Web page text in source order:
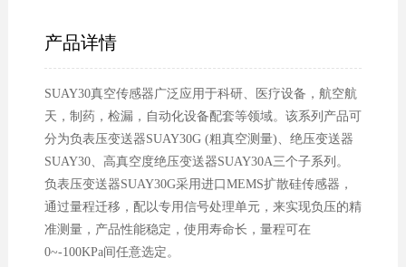
产品详情
SUAY30真空传感器广泛应用于科研、医疗设备，航空航
天，制药，检漏，自动化设备配套等领域。该系列产品可
分为负表压变送器SUAY30G (粗真空测量)、绝压变送器
SUAY30、高真空度绝压变送器SUAY30A三个子系列。
负表压变送器SUAY30G采用进口MEMS扩散硅传感器，
通过量程迁移，配以专用信号处理单元，来实现负压的精
准测量，产品性能稳定，使用寿命长，量程可在
0~-100KPa间任意选定。